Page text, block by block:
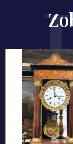
ZOBACZ